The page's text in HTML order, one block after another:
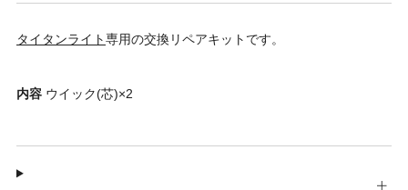
タイタンライト専用の交換リペアキットです。
内容 ウイック(芯)×2